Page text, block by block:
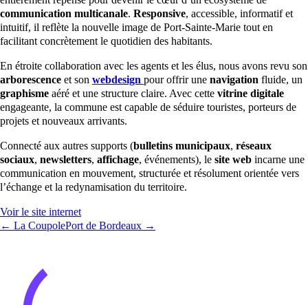
communication multicanale. Responsive, accessible, informatif et
intuitif, il reflète la nouvelle image de Port-Sainte-Marie tout en
facilitant concrètement le quotidien des habitants.
En étroite collaboration avec les agents et les élus, nous avons revu son
arborescence et son webdesign pour offrir une navigation fluide, un
graphisme aéré et une structure claire. Avec cette vitrine digitale
engageante, la commune est capable de séduire touristes, porteurs de
projets et nouveaux arrivants.
Connecté aux autres supports (bulletins municipaux, réseaux
sociaux, newsletters, affichage, événements), le site web incarne une
communication en mouvement, structurée et résolument orientée vers
l’échange et la redynamisation du territoire.
Voir le site internet
← La CoupolePort de Bordeaux →